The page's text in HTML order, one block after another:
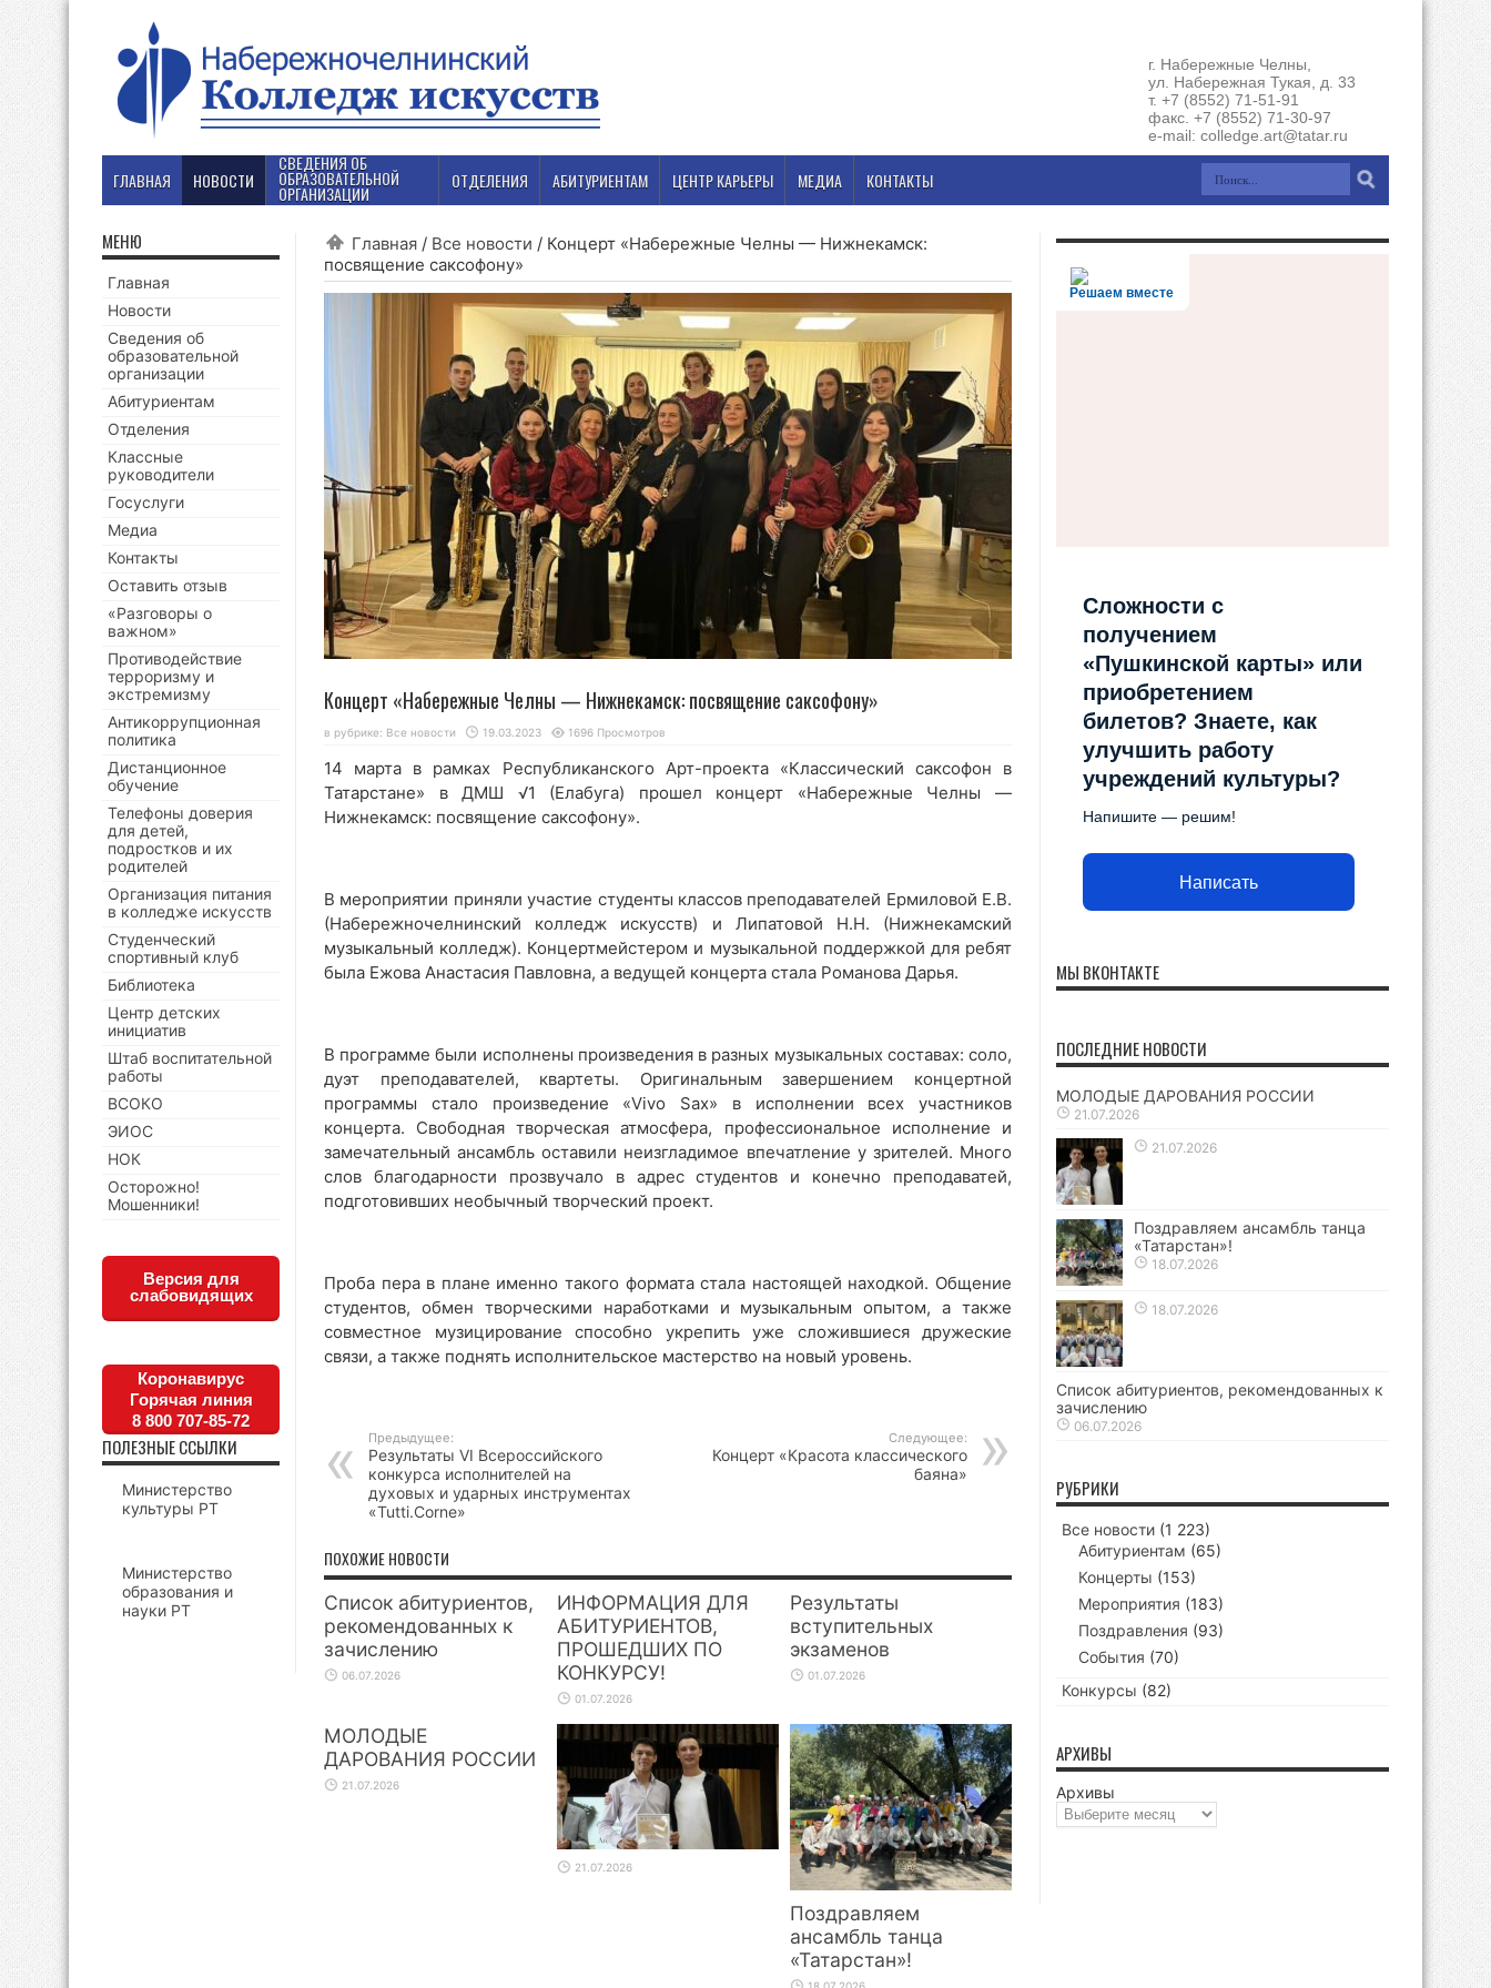
г. Набережные Челны,
ул. Набережная Тукая, д. 33
т. +7 (8552) 71-51-91
факс. +7 (8552) 71-30-97
e-mail: colledge.art@tatar.ru
ГЛАВНАЯ НОВОСТИ
СВЕДЕНИЯ ОБ
ОБРАЗОВАТЕЛЬНОЙ
ОРГАНИЗАЦИИ
ОТДЕЛЕНИЯ АБИТУРИЕНТАМ ЦЕНТР КАРЬЕРЫ МЕДИА КОНТАКТЫ
Главная / Все новости / Концерт «Набережные Челны — Нижнекамск:
посвящение саксофону»
Концерт «Набережные Челны — Нижнекамск: посвящение саксофону»
в рубрике: Все новости 19.03.2023 1696 Просмотров
14 марта в рамках Республиканского Арт-проекта «Классический саксофон в
Татарстане» в ДМШ √1 (Елабуга) прошел концерт «Набережные Челны —
Нижнекамск: посвящение саксофону».
В мероприятии приняли участие студенты классов преподавателей Ермиловой Е.В.
(Набережночелнинский колледж искусств) и Липатовой Н.Н. (Нижнекамский
музыкальный колледж). Концертмейстером и музыкальной поддержкой для ребят
была Ежова Анастасия Павловна, а ведущей концерта стала Романова Дарья.
В программе были исполнены произведения в разных музыкальных составах: соло,
дуэт преподавателей, квартеты. Оригинальным завершением концертной
программы стало произведение «Vivo Sax» в исполнении всех участников
концерта. Свободная творческая атмосфера, профессиональное исполнение и
замечательный ансамбль оставили неизгладимое впечатление у зрителей. Много
слов благодарности прозвучало в адрес студентов и конечно преподаватей,
подготовивших необычный творческий проект.
Проба пера в плане именно такого формата стала настоящей находкой. Общение
студентов, обмен творческими наработками и музыкальным опытом, а также
совместное музицирование способно укрепить уже сложившиеся дружеские
связи, а также поднять исполнительское мастерство на новый уровень.
Предыдущее:
Результаты VI Всероссийского
конкурса исполнителей на
духовых и ударных инструментах
«Tutti.Corne»
Следующее:
Концерт «Красота классического
баяна»
ПОХОЖИЕ НОВОСТИ
Список абитуриентов,
рекомендованных к
зачислению
06.07.2026
ИНФОРМАЦИЯ ДЛЯ
АБИТУРИЕНТОВ,
ПРОШЕДШИХ ПО
КОНКУРСУ!
01.07.2026
Результаты
вступительных
экзаменов
01.07.2026
МОЛОДЫЕ
ДАРОВАНИЯ РОССИИ
21.07.2026
21.07.2026
Поздравляем
ансамбль танца
«Татарстан»!
МЕНЮ
Главная
Новости
Сведения об
образовательной
организации
Абитуриентам
Отделения
Классные
руководители
Госуслуги
Медиа
Контакты
Оставить отзыв
«Разговоры о
важном»
Противодействие
терроризму и
экстремизму
Антикоррупционная
политика
Дистанционное
обучение
Телефоны доверия
для детей,
подростков и их
родителей
Организация питания
в колледже искусств
Студенческий
спортивный клуб
Библиотека
Центр детских
инициатив
Штаб воспитательной
работы
ВСОКО
ЭИОС
НОК
Осторожно!
Мошенники!
Версия для
слабовидящих
Коронавирус
Горячая линия
8 800 707-85-72
ПОЛЕЗНЫЕ ССЫЛКИ
Министерство
культуры РТ
Министерство
образования и
науки РТ
Решаем вместе
Сложности с
получением
«Пушкинской карты» или
приобретением
билетов? Знаете, как
улучшить работу
учреждений культуры?
Напишите — решим!
Написать
МЫ ВКОНТАКТЕ
ПОСЛЕДНИЕ НОВОСТИ
МОЛОДЫЕ ДАРОВАНИЯ РОССИИ
21.07.2026
21.07.2026
Поздравляем ансамбль танца
«Татарстан»!
18.07.2026
18.07.2026
Список абитуриентов, рекомендованных к
зачислению
06.07.2026
РУБРИКИ
Все новости (1 223)
Абитуриентам (65)
Концерты (153)
Мероприятия (183)
Поздравления (93)
События (70)
Конкурсы (82)
АРХИВЫ
Архивы